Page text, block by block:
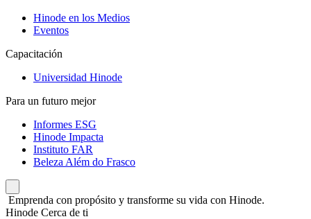
Hinode en los Medios
Eventos
Capacitación
Universidad Hinode
Para un futuro mejor
Informes ESG
Hinode Impacta
Instituto FAR
Beleza Além do Frasco
Emprenda con propósito y transforme su vida con Hinode.
Hinode Cerca de ti